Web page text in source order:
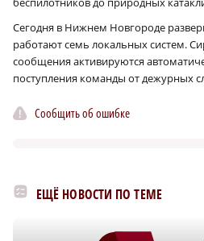
Сегодня в Нижнем Новгороде
работают семь локальных систем.
сообщения активируются
поступления команды от дежурных
Сообщить об ошибке
ЕЩЁ НОВОСТИ ПО ТЕМЕ